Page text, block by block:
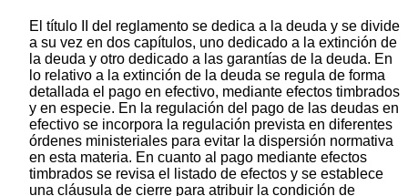
El título II del reglamento se dedica a la deuda y se divide
a su vez en dos capítulos, uno dedicado a la extinción de
la deuda y otro dedicado a las garantías de la deuda. En
lo relativo a la extinción de la deuda se regula de forma
detallada el pago en efectivo, mediante efectos timbrados
y en especie. En la regulación del pago de las deudas en
efectivo se incorpora la regulación prevista en diferentes
órdenes ministeriales para evitar la dispersión normativa
en esta materia. En cuanto al pago mediante efectos
timbrados se revisa el listado de efectos y se establece
una cláusula de cierre para atribuir la condición de